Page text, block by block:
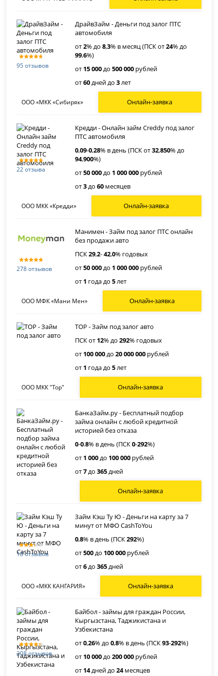
95 отзывов
ДрайвЗайм - Деньги под залог ПТС
автомобиля
от2% до8,3% в месяц (ПСК от24% до
99,6%)
от 15 000до500 000 рублей
от60дней до3лет
ООО «МКК «Сибиряк» Онлайн-заявка
22 отзыва
Кредди - Онлайн займ Creddy под залог
ПТС автомобиля
0,09-0,28% в день (ПСК от32,850% до
94,900%)
от50 000до 1 000 000 рублей
от3до60 месяцев
ООО МКК «Кредди» Онлайн-заявка
278 отзывов
Манимен - Займ под залог ПТС онлайн
без продажи авто
ПСК29,2-42,0% годовых
от50 000до 1 000 000 рублей
от 1 года до5лет
ООО МФК «Мани Мен» Онлайн-заявка
ТОР - Займ под залог авто
ПСК от 12% до292% годовых
от 100 000до20 000 000 рублей
от 1 года до5лет
ООО МКК "Тор" Онлайн-заявка
БанкаЗайм.ру - Бесплатный подбор
займа онлайн с любой кредитной
историей без отказа
0-0.8% в день (ПСК0-292%)
от 1 000до 100 000 рублей
от7до365дней
Онлайн-заявка
18 отзывов
Займ Кэш Ту Ю - Деньги на карту за 7
минут от МФО CashToYou
0,8% в день (ПСК292%)
от500до 100 000 рублей
от6до365дней
ООО «МКК КАНГАРИЯ» Онлайн-заявка
208 отзывов
Байбол - займы для граждан России,
Кыргызстана, Таджикистана и
Узбекистана
от0,26% до0,8% в день (ПСК93-292%)
от 10 000до200 000 рублей
от 14дней до24месяцев